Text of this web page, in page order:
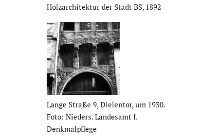
Holzar­chi­tektur der Stadt BS, 1892
Lange Straße 9, Dielentor, um 1930.
Foto: Nieders. Landesamt f.
Denkmal­pflege